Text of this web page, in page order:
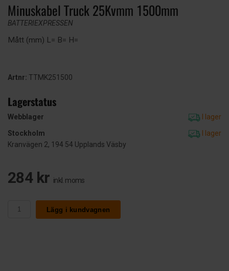
Minuskabel Truck 25Kvmm 1500mm
BATTERIEXPRESSEN
Mått (mm) L= B= H=
Artnr: TTMK251500
Lagerstatus
Webblager
I lager
Stockholm
I lager
Kranvägen 2, 194 54 Upplands Väsby
284 kr inkl. moms
Lägg i kundvagnen